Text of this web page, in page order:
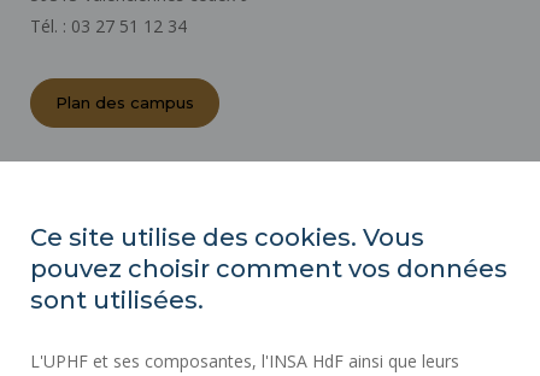
Tél. : 03 27 51 12 34
Plan des campus
PLAN DU SITE
PLAN DES CAMPUS
Ce site utilise des cookies. Vous
pouvez choisir comment vos données
sont utilisées.
L'UPHF et ses composantes, l'INSA HdF ainsi que leurs